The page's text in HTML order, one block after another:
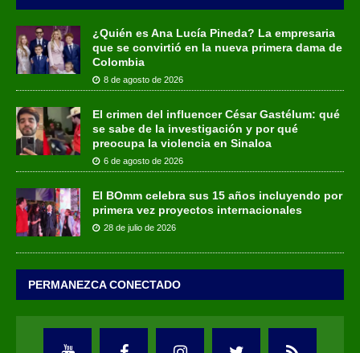
¿Quién es Ana Lucía Pineda? La empresaria
que se convirtió en la nueva primera dama de
Colombia
8 de agosto de 2026
El crimen del influencer César Gastélum: qué
se sabe de la investigación y por qué
preocupa la violencia en Sinaloa
6 de agosto de 2026
El BOmm celebra sus 15 años incluyendo por
primera vez proyectos internacionales
28 de julio de 2026
PERMANEZCA CONECTADO